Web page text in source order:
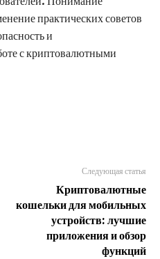
практических советов
и
с криптовалютными
Следующая статья
Криптовалютные
кошельки для мобильных
устройств: лучшие
приложения и обзор
функций